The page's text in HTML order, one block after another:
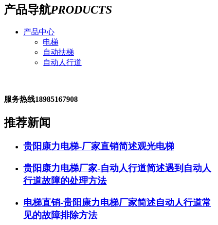
产品导航PRODUCTS
产品中心
电梯
自动扶梯
自动人行道
服务热线18985167908
推荐新闻
贵阳康力电梯-厂家直销简述观光电梯
贵阳康力电梯厂家-自动人行道简述遇到自动人
行道故障的处理方法
电梯直销-贵阳康力电梯厂家简述自动人行道常
见的故障排除方法